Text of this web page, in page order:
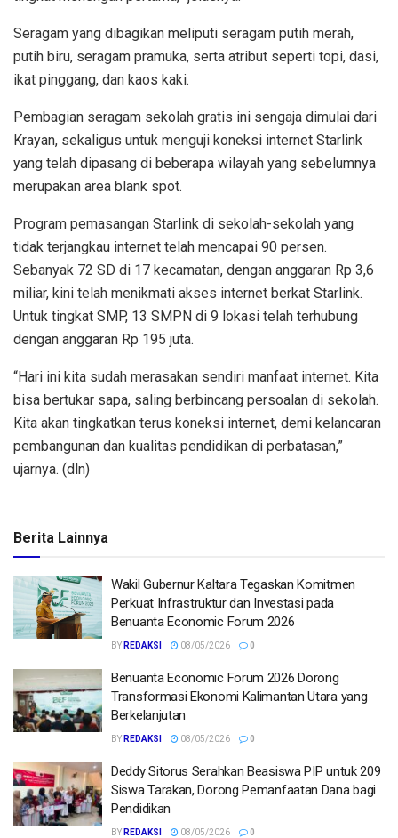
Seragam yang dibagikan meliputi seragam putih merah,
putih biru, seragam pramuka, serta atribut seperti topi, dasi,
ikat pinggang, dan kaos kaki.
Pembagian seragam sekolah gratis ini sengaja dimulai dari
Krayan, sekaligus untuk menguji koneksi internet Starlink
yang telah dipasang di beberapa wilayah yang sebelumnya
merupakan area blank spot.
Program pemasangan Starlink di sekolah-sekolah yang
tidak terjangkau internet telah mencapai 90 persen.
Sebanyak 72 SD di 17 kecamatan, dengan anggaran Rp 3,6
miliar, kini telah menikmati akses internet berkat Starlink.
Untuk tingkat SMP, 13 SMPN di 9 lokasi telah terhubung
dengan anggaran Rp 195 juta.
“Hari ini kita sudah merasakan sendiri manfaat internet. Kita
bisa bertukar sapa, saling berbincang persoalan di sekolah.
Kita akan tingkatkan terus koneksi internet, demi kelancaran
pembangunan dan kualitas pendidikan di perbatasan,”
ujarnya. (dln)
Berita Lainnya
Wakil Gubernur Kaltara Tegaskan Komitmen
Perkuat Infrastruktur dan Investasi pada
Benuanta Economic Forum 2026
BY REDAKSI 08/05/2026 0
Benuanta Economic Forum 2026 Dorong
Transformasi Ekonomi Kalimantan Utara yang
Berkelanjutan
BY REDAKSI 08/05/2026 0
Deddy Sitorus Serahkan Beasiswa PIP untuk 209
Siswa Tarakan, Dorong Pemanfaatan Dana bagi
Pendidikan
BY REDAKSI 08/05/2026 0